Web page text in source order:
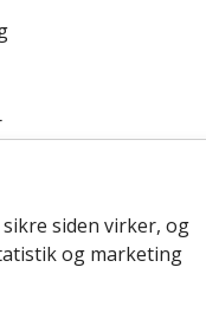
siden virker, og
og marketing